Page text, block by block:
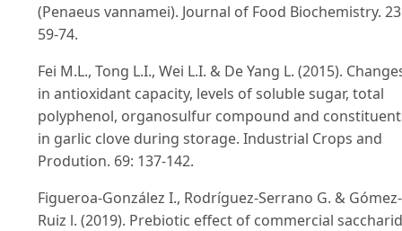
(Penaeus vannamei). Journal of Food Biochemistry.
59-74.
Fei M.L., Tong L.I., Wei L.I. & De Yang L. (2015).
in antioxidant capacity, levels of soluble sugar, total
polyphenol, organosulfur compound and
in garlic clove during storage. Industrial Crops and
Prodution. 69: 137-142.
Figueroa-González I., Rodríguez-Serrano G. & Gómez-
Ruiz l. (2019). Prebiotic effect of commercial